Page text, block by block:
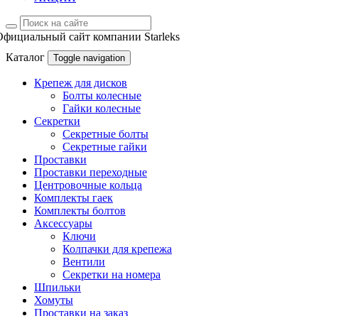
сайт компании Starleks
Каталог
Toggle navigation
Крепеж для дисков
Болты колесные
Гайки колесные
Секретки
Секретные болты
Секретные гайки
Проставки
Проставки переходные
Центровочные кольца
Комплекты гаек
Комплекты болтов
Аксессуары
Ключи
Колпачки для крепежа
Вентили
Секретки на номера
Шпильки
Хомуты
Проставки на заказ